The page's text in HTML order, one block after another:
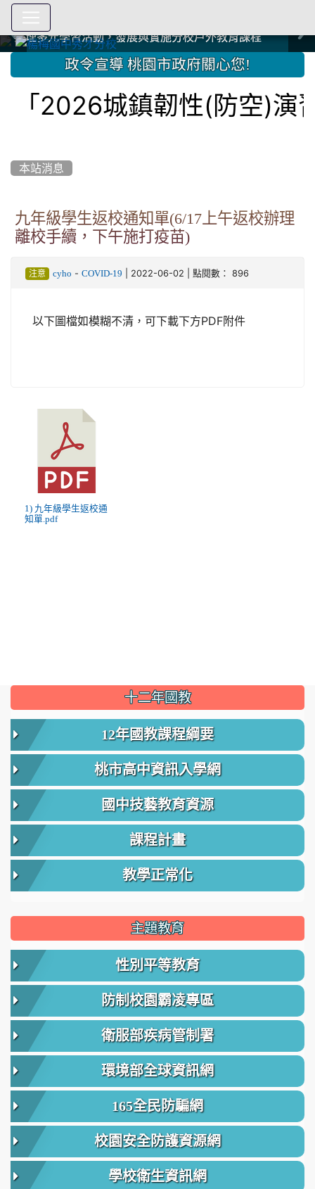
中國信託商業銀行 2023.04.22 愛傳球計畫
中國信託商業銀行 2023.04.22 愛傳球計畫
辦理多元學習活動，發展與實施分校戶外教育課程
辦理多元學習活動，發展與實施分校戶外教育課程
爭取社會資源，傳愛與溫暖：2024.3.19 桃園市家長會與桃
園女子美容商業童也工會義剪活動
爭取社會資源，傳愛與溫暖：2024.3.19 桃園市家長會與桃
園女子美容商業童也工會義剪活動
112學年度畢業學生與師長合照
112學年度畢業學生與師長合照
辦理多元學習活動，發展與實施分校戶外教育課程
辦理多元學習活動，發展與實施分校戶外教育課程
爭取社會資源，傳愛與溫暖：110.12.22 國際獅子會與本校
師生歲末感恩活動
爭取社會資源，傳愛與溫暖：110.12.22 國際獅子會與本校
師生歲末感恩活動
爭取社會資源，傳愛與溫暖：110.12.22 國際獅子會贈送本
校學生耶誕禮物
爭取社會資源，傳愛與溫暖：110.12.22 國際獅子會贈送本
校學生耶誕禮物
112.9.27參觀客家博覽會
112.9.27參觀客家博覽會
2023.12.27 國際獅子會贈送本校學生耶誕禮物
2023.12.27 國際獅子會贈送本校學生耶誕禮物
2023.12.27 國際獅子會贊助本校學生獎助學金
2023.12.27 國際獅子會贊助本校學生獎助學金
2023.12.27 聖誕感恩歌謠競賽；本校師生與國際獅子會獅
兄、師姐同樂
2023.12.27 聖誕感恩歌謠競賽；本校師生與國際獅子會獅
兄、師姐同樂
建置優質學習空間；合作互惠，建立良善公共關係
建置優質學習空間；合作互惠，建立良善公共關係
::: 政令宣導 桃園市政府關心您!
「2026城鎮韌性(防空)演
本站消息
九年級學生返校通知單(6/17上午返校辦理
離校手續，下午施打疫苗)
注意 cyho - COVID-19 | 2022-06-02 | 點閱數： 896
以下圖檔如模糊不清，可下載下方PDF附件
1) 九年級學生返校通
知單.pdf
::: 十二年國教
12年國教課程綱要
桃市高中資訊入學網
國中技藝教育資源
課程計畫
教學正常化
主題教育
性別平等教育
防制校園霸凌專區
衛服部疾病管制署
環境部全球資訊網
165全民防騙網
校園安全防護資源網
學校衛生資訊網